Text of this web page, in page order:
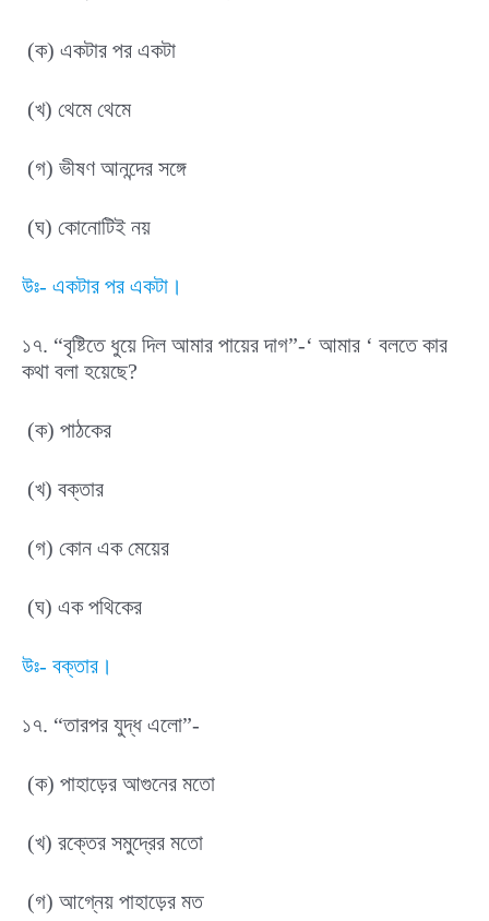
(ক) একটার পর একটা
(খ) থেমে থেমে
(গ) ভীষণ আনন্দের সঙ্গে
(ঘ) কোনোটিই নয়
উঃ- একটার পর একটা।
১৭. “বৃষ্টিতে ধুয়ে দিল আমার পায়ের দাগ”-‘ আমার ‘ বলতে কার
কথা বলা হয়েছে?
(ক) পাঠকের
(খ) বক্তার
(গ) কোন এক মেয়ের
(ঘ) এক পথিকের
উঃ- বক্তার।
১৭. “তারপর যুদ্ধ এলো”-
(ক) পাহাড়ের আগুনের মতো
(খ) রক্তের সমুদ্রের মতো
(গ) আগ্নেয় পাহাড়ের মত